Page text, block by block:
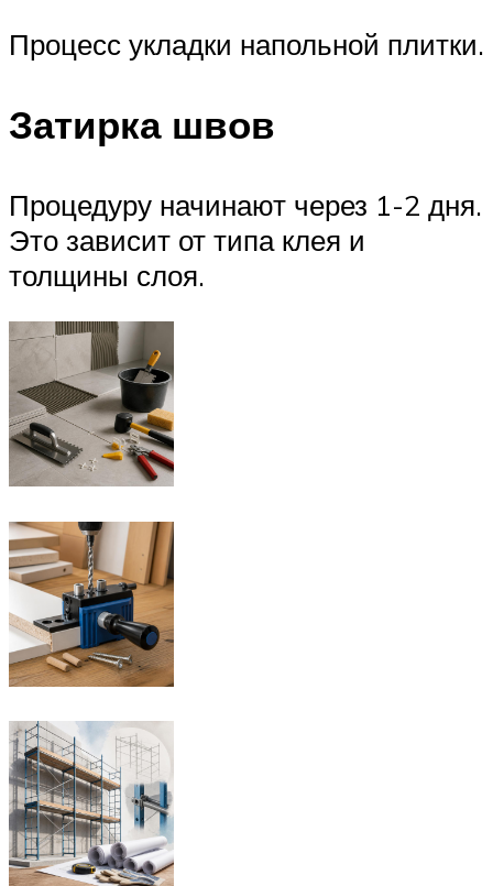
Процесс укладки напольной плитки.
Затирка швов
Процедуру начинают через 1-2 дня.
Это зависит от типа клея и
толщины слоя.